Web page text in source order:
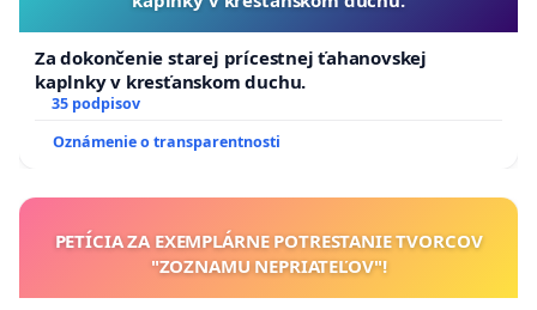
Za dokončenie starej prícestnej ťahanovskej
kaplnky v kresťanskom duchu.
35 podpisov
Oznámenie o transparentnosti
PETÍCIA ZA EXEMPLÁRNE POTRESTANIE TVORCOV
"ZOZNAMU NEPRIATEĽOV"!